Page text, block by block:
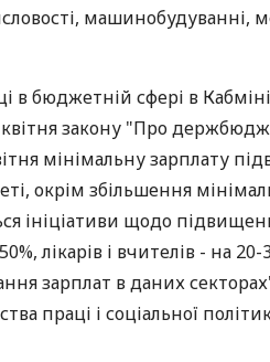
машинобудуванні,
в бюджетній сфері в
закону "Про
мінімальну зарплату
окрім збільшення
ініціативи щодо
лікарів і вчителів - на 20-
зарплат в даних
праці і соціальної